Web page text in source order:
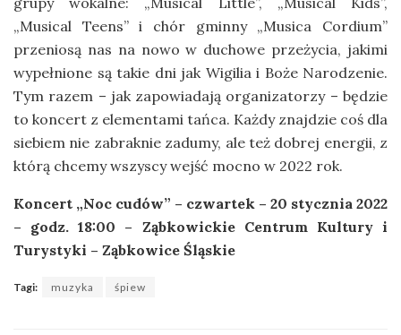
„Musical Teens” i chór gminny „Musica Cordium”
przeniosą nas na nowo w duchowe przeżycia, jakimi
wypełnione są takie dni jak Wigilia i Boże Narodzenie.
Tym razem – jak zapowiadają organizatorzy – będzie
to koncert z elementami tańca. Każdy znajdzie coś dla
siebiem nie zabraknie zadumy, ale też dobrej energii, z
którą chcemy wszyscy wejść mocno w 2022 rok.
Koncert „Noc cudów” – czwartek – 20 stycznia 2022
– godz. 18:00 – Ząbkowickie Centrum Kultury i
Turystyki – Ząbkowice Śląskie
Tagi: muzyka śpiew